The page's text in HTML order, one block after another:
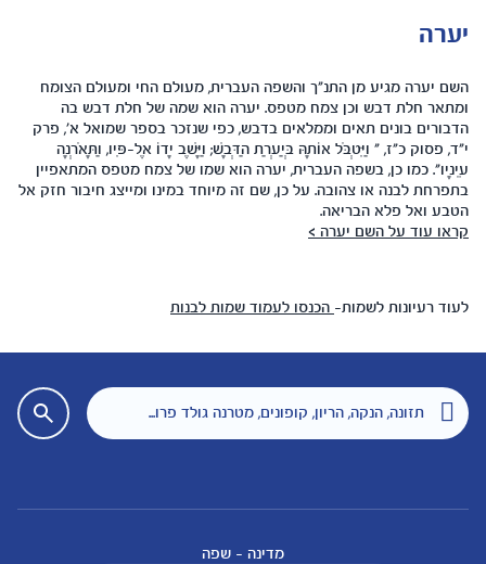
יערה
השם יערה מגיע מן התנ"ך והשפה העברית, מעולם החי ומעולם הצומח
ומתאר חלת דבש וכן צמח מטפס. יערה הוא שמה של חלת דבש בה
הדבורים בונים תאים וממלאים בדבש, כפי שנזכר בספר שמואל א', פרק
י"ד, פסוק כ"ז, " וַיִּטְבֹּל אוֹתָהּ בְּיַעְרַת הַדְּבָשׁ; וַיָּשֶׁב יָדוֹ אֶל-פִּיו, וַתָּאֹרְנָה
עֵינָיו". כמו כן, בשפה העברית, יערה הוא שמו של צמח מטפס המתאפיין
בתפרחת לבנה או צהובה. על כן, שם זה מיוחד במינו ומייצג חיבור חזק אל
הטבע ואל פלא הבריאה.
קראו עוד על השם יערה >
לעוד רעיונות לשמות- הכנסו לעמוד שמות לבנות
מדינה - שפה